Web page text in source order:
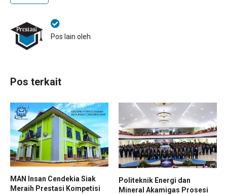
Pos lain oleh
Pos terkait
MAN Insan Cendekia Siak
Meraih Prestasi Kompetisi
Politeknik Energi dan
Mineral Akamigas Prosesi